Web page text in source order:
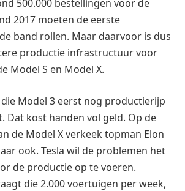
500.000 bestellingen voor de
2017 moeten de eerste
band rollen. Maar daarvoor is dus
productie infrastructuur voor
Model S en Model X.
Model 3 eerst nog productierijp
Dat kost handen vol geld. Op de
de Model X verkeek topman Elon
ook. Tesla wil de problemen het
de productie op te voeren.
die 2.000 voertuigen per week,